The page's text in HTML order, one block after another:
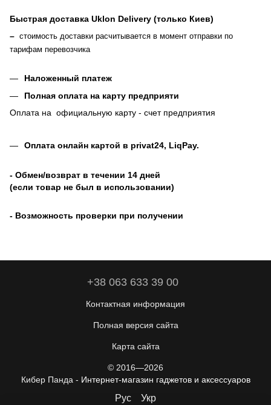
Быстрая доставка Uklon Delivery (только Киев)
– стоимость доставки расчитывается в момент отправки по
тарифам перевозчика
Наложенный платеж
Полная оплата на карту предприяти
Оплата на официальную карту - счет предприятия
Оплата онлайн картой в privat24, LiqPay.
- Обмен/возврат в течении 14 дней
(если товар не был в использовании)
- Возможность проверки при получении
+38 063 633 39 00
Контактная информация
Полная версия сайта
Карта сайта
© 2016—2026
Кибер Панда - Интернет-магазин гаджетов и аксессуаров
Рус Укр